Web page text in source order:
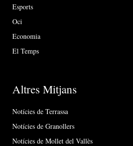
Esports
Oci
Economia
El Temps
Altres Mitjans
Notícies de Terrassa
Notícies de Granollers
Notícies de Mollet del Vallès